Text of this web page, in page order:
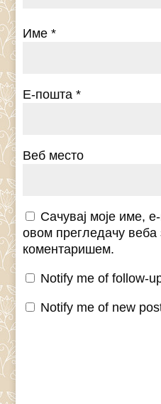
Име*
Е-пошта*
Веб место
Сачувај моје име,
овом прегледачу веба
коментаришем.
Notify me of follow-
Notify me of new